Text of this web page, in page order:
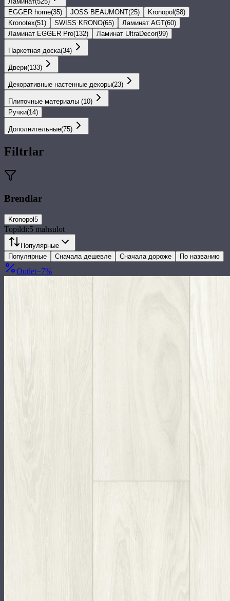
EGGER home(35) JOSS BEAUMONT(25) Kronopol (58)
Kronotex(51) SWISS KRONO(65) Ламинат AGT(60)
Ламинат EGGER Pro(132) Ламинат UltraDecor(99)
Паркетная доска(34)
Двери(133)
Декоративные настенные декоры(23)
Плиточные материалы (10)
Ручки(14)
Дополнительные(75)
Filtrlar
Brendlar
Kronopol5
Topildi:5 mahsulot
Популярные
Популярные
Сначала дешевле Сначала дороже По названию
Outlet−7%